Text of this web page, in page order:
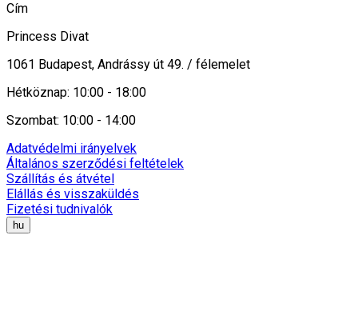
Cím
Princess Divat
1061 Budapest, Andrássy út 49. / félemelet
Hétköznap: 10:00 - 18:00
Szombat: 10:00 - 14:00
Adatvédelmi irányelvek
Általános szerződési feltételek
Szállítás és átvétel
Elállás és visszaküldés
Fizetési tudnivalók
hu